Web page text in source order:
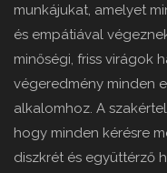
munkájukat, amelyet
és empátiával
minőségi, friss virágok
végeredmény minden
alkalomhoz. A
hogy minden kérésre
diszkrét és együttérző